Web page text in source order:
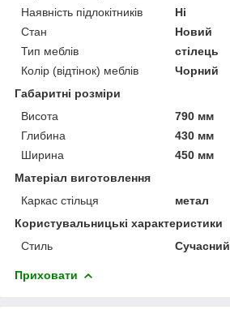
Наявність підлокітників
Ні
Стан
Новий
Тип меблів
стілець
Колір (відтінок) меблів
Чорний
Габаритні розміри
Висота
790 мм
Глибина
430 мм
Ширина
450 мм
Матеріал виготовлення
Каркас стільця
метал
Користувальницькі характеристики
Стиль
Сучасний
Приховати